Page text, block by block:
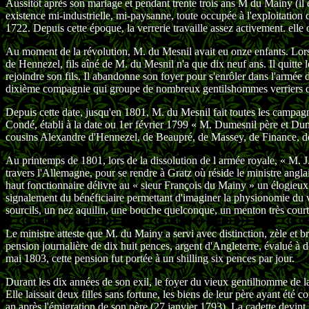
Aussitôt après son mariage et pendant trente trois ans M du Mainy
existence mi-industrielle, mi-paysanne, toute occupée à
1722. Depuis cette époque, la verrerie travaille assez activement.
Au moment de la révolution, M. du Mesnil avait eu onze enfants.
de Hennezel, fils aîné de M. du Mesnil n'a que dix neuf ans. Il quitte
rejoindre son fils. Il abandonne son foyer pour s'enrôler dans
dixième compagnie qui groupe de nombreux gentilshommes verriers
Depuis cette date, jusqu'en 1801, M. du Mesnil fait toutes les
Condé, établi à la date ou 1er février 1799 « M. Dumesnil père et
cousins Alexandre d'Hennezel, de Beaupré, de Massey, de Finance,
Au printemps de 1801, lors de la dissolution de l armée royale, « M.
travers l'Allemagne, pour se rendre à Gratz où réside le ministre
haut fonctionnaire délivre au « sieur François du Mainy » un
signalement du bénéficiaire permettant d'imaginer la physionomie
sourcils, un nez aquilin, une bouche quelconque, un menton très
Le ministre atteste que M. du Mainy a servi avec distinction, zèle et
pension journalière de dix huit pences, argent d'Angleterre, évalué à
mai 1803, cette pension fut portée à un shilling six pences par jour.
Durant les dix années de son exil, le foyer du vieux gentilhomme de
Elle laissait deux filles sans fortune, les biens de leur père ayant été
an après l'émigration de son père (27 janvier 1793). La cadette